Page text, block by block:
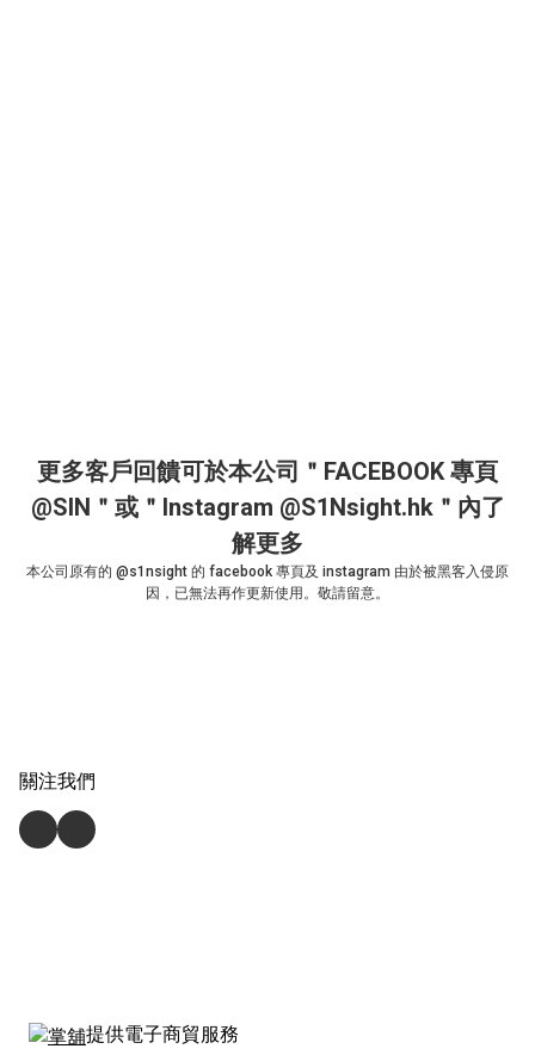
更多客戶回饋可於本公司＂FACEBOOK 專頁
@SIN＂或＂Instagram @S1Nsight.hk＂內了
解更多
本公司原有的 @s1nsight 的 facebook 專頁及 instagram 由於被黑客入侵原
因，已無法再作更新使用。敬請留意。
關注我們
提供電子商貿服務